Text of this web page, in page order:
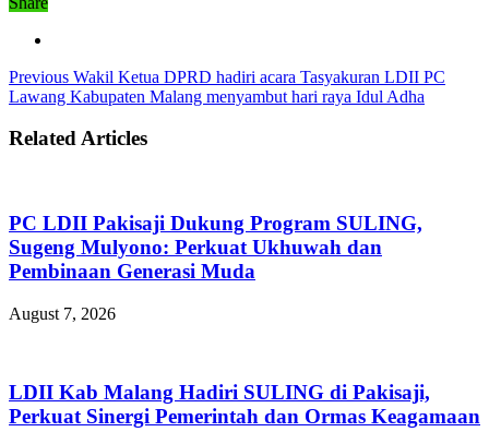
Previous Wakil Ketua DPRD hadiri acara Tasyakuran LDII PC
Lawang Kabupaten Malang menyambut hari raya Idul Adha
Related Articles
PC LDII Pakisaji Dukung Program SULING,
Sugeng Mulyono: Perkuat Ukhuwah dan
Pembinaan Generasi Muda
August 7, 2026
LDII Kab Malang Hadiri SULING di Pakisaji,
Perkuat Sinergi Pemerintah dan Ormas Keagamaan